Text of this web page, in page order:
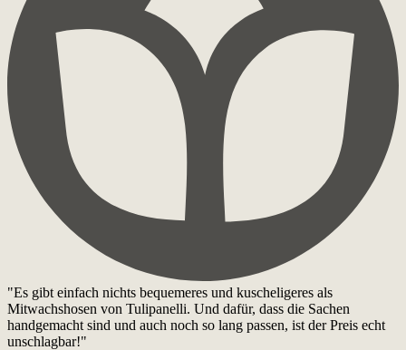
"Es gibt einfach nichts bequemeres und kuscheligeres als
Mitwachshosen von Tulipanelli. Und dafür, dass die Sachen
handgemacht sind und auch noch so lang passen, ist der Preis echt
unschlagbar!"